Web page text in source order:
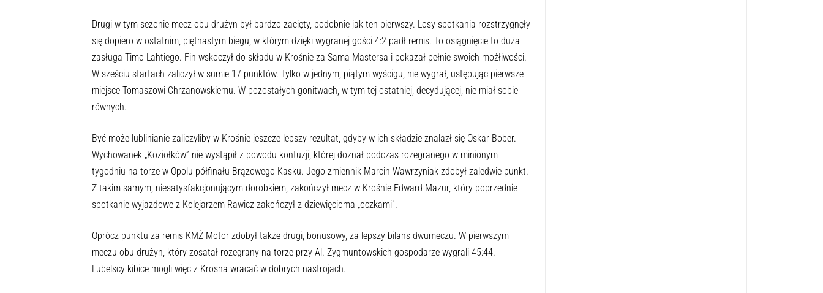
Drugi w tym sezonie mecz obu drużyn był bardzo zacięty, podobnie jak ten pierwszy. Losy spotkania rozstrzygnęły
się dopiero w ostatnim, piętnastym biegu, w którym dzięki wygranej gości 4:2 padł remis. To osiągnięcie to duża
zasługa Timo Lahtiego. Fin wskoczył do składu w Krośnie za Sama Mastersa i pokazał pełnie swoich możłiwości.
W sześciu startach zaliczył w sumie 17 punktów. Tylko w jednym, piątym wyścigu, nie wygrał, ustępując pierwsze
miejsce Tomaszowi Chrzanowskiemu. W pozostałych gonitwach, w tym tej ostatniej, decydującej, nie miał sobie
równych.
Być może lublinianie zaliczyliby w Krośnie jeszcze lepszy rezultat, gdyby w ich składzie znalazł się Oskar Bober.
Wychowanek „Koziołków” nie wystąpił z powodu kontuzji, której doznał podczas rozegranego w minionym
tygodniu na torze w Opolu półfinału Brązowego Kasku. Jego zmiennik Marcin Wawrzyniak zdobył zaledwie punkt.
Z takim samym, niesatysfakcjonującym dorobkiem, zakończył mecz w Krośnie Edward Mazur, który poprzednie
spotkanie wyjazdowe z Kolejarzem Rawicz zakończył z dziewięcioma „oczkami”.
Oprócz punktu za remis KMŻ Motor zdobył także drugi, bonusowy, za lepszy bilans dwumeczu. W pierwszym
meczu obu drużyn, który zosatał rozegrany na torze przy Al. Zygmuntowskich gospodarze wygrali 45:44.
Lubelscy kibice mogli więc z Krosna wracać w dobrych nastrojach.